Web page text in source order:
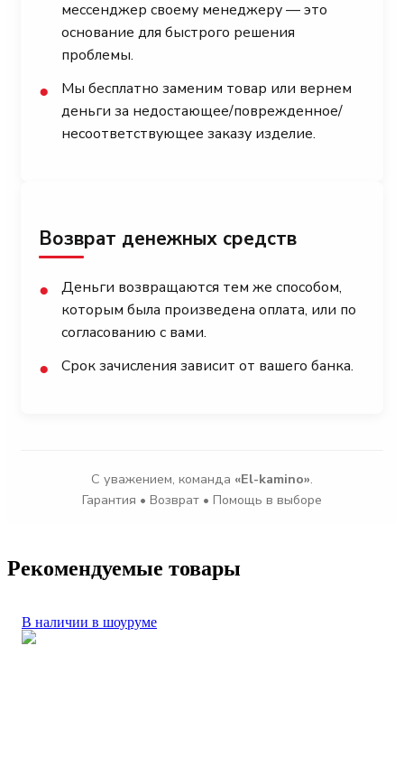
мессенджер своему менеджеру — это
основание для быстрого решения
проблемы.
●
Мы бесплатно заменим товар или вернем
деньги за недостающее/поврежденное/
несоответствующее заказу изделие.
Возврат денежных средств
●
Деньги возвращаются тем же способом,
которым была произведена оплата, или по
согласованию с вами.
● Срок зачисления зависит от вашего банка.
С уважением, команда «El-kamino».
Гарантия • Возврат • Помощь в выборе
Рекомендуемые товары
В наличии в шоуруме